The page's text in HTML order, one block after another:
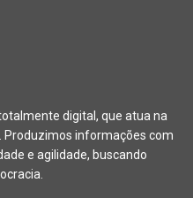
digital, que atua na
Produzimos informações com
e agilidade, buscando